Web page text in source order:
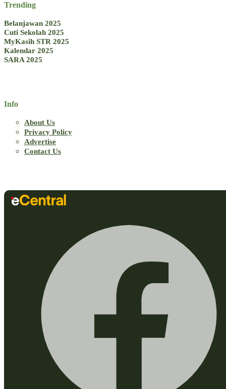
Trending
Belanjawan 2025
Cuti Sekolah 2025
MyKasih STR 2025
Kalendar 2025
SARA 2025
Info
About Us
Privacy Policy
Advertise
Contact Us